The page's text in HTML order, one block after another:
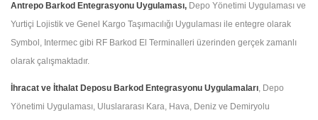
Antrepo Barkod Entegrasyonu Uygulaması, Depo Yönetimi Uygulaması ve
Yurtiçi Lojistik ve Genel Kargo Taşımacılığı Uygulaması ile entegre olarak
Symbol, Intermec gibi RF Barkod El Terminalleri üzerinden gerçek zamanlı
olarak çalışmaktadır.
İhracat ve İthalat Deposu Barkod Entegrasyonu Uygulamaları, Depo
Yönetimi Uygulaması, Uluslararası Kara, Hava, Deniz ve Demiryolu